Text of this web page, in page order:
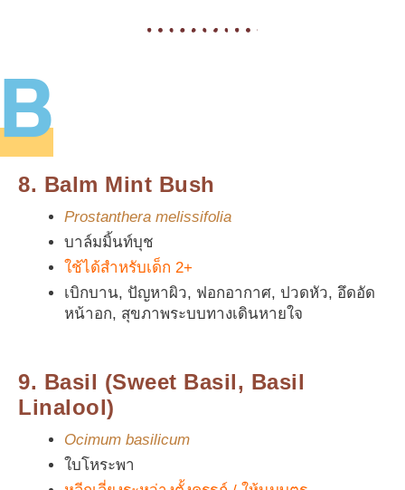
B
8. Balm Mint Bush
Prostanthera melissifolia
บาล์มมิ้นท์บุช
ใช้ได้สำหรับเด็ก 2+
เบิกบาน, ปัญหาผิว, ฟอกอากาศ, ปวดหัว, อึดอัด
หน้าอก, สุขภาพระบบทางเดินหายใจ
9. Basil (Sweet Basil, Basil
Linalool)
Ocimum basilicum
ใบโหระพา